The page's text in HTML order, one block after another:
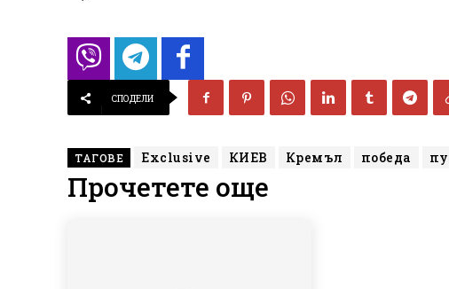
СПОДЕЛИ
ТАГОВЕ Exclusive КИЕВ Кремъл победа
Прочетете още